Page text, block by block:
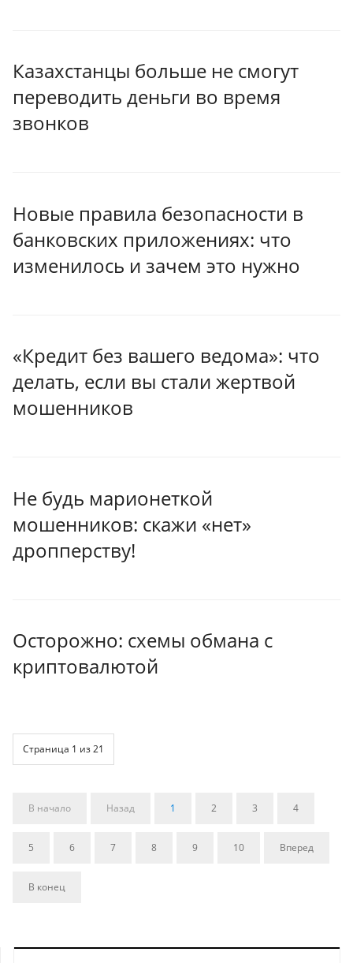
Казахстанцы больше не смогут
переводить деньги во время
звонков
Новые правила безопасности в
банковских приложениях: что
изменилось и зачем это нужно
«Кредит без вашего ведома»: что
делать, если вы стали жертвой
мошенников
Не будь марионеткой
мошенников: скажи «нет»
дропперству!
Осторожно: схемы обмана с
криптовалютой
Страница 1 из 21
В начало Назад 1 2 3 4
5 6 7 8 9 10 Вперед
В конец